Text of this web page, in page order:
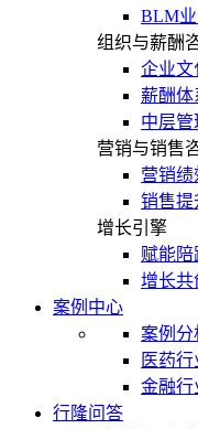
BLM
组织与薪酬
企业文
薪酬体
中层管
营销与销售
营销绩
销售提
增长引擎
赋能陪
增长共
案例中心
案例分
医药行
金融行
行隆问答